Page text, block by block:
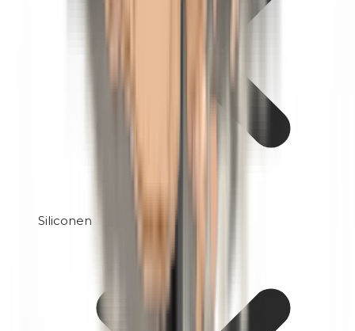
Siliconen